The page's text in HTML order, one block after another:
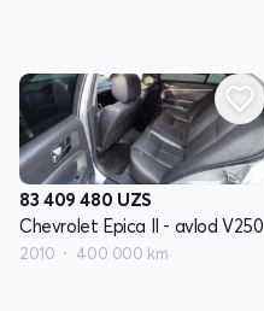
83 409 480 UZS
Chevrolet Epica II - avlod V250
2010 400 000 km